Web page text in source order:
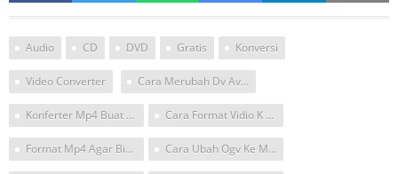
Audio CD DVD Gratis Konversi
Video Converter Cara Merubah Dv Avi Pal Ke Mp4
Konferter Mp4 Buat Tv Android Cara Format Vidio K Tv Mengunakan Android
Format Mp4 Agar Bisa Jadi 3gp Android Cara Ubah Ogv Ke Mp4 Di Android